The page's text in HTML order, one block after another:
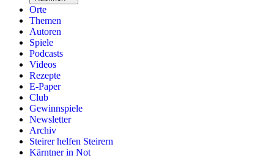
Orte
Themen
Autoren
Spiele
Podcasts
Videos
Rezepte
E-Paper
Club
Gewinnspiele
Newsletter
Archiv
Steirer helfen Steirern
Kärntner in Not